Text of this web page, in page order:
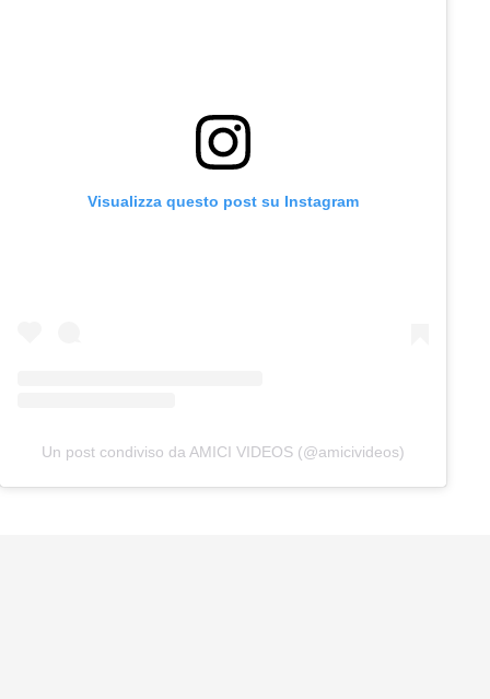
Visualizza questo post su Instagram
Un post condiviso da AMICI VIDEOS (@amicivideos)